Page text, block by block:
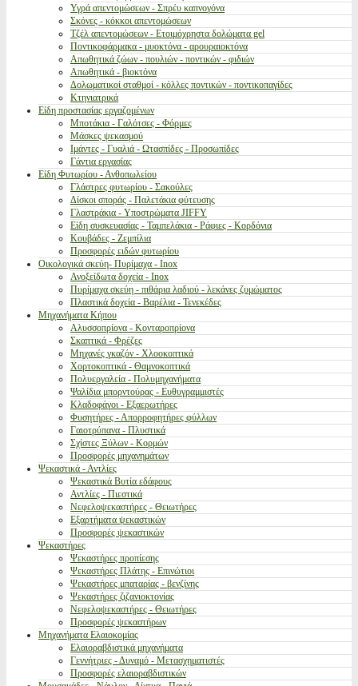
Υγρά απεντομώσεων - Σπρέυ καπνογόνα
Σκόνες - κόκκοι απεντομώσεων
Τζέλ απεντομώσεων - Ετοιμόχρηστα δολώματα gel
Ποντικοφάρμακα - μυοκτόνα - αρουραιοκτόνα
Απωθητικά ζώων - πουλιών - ποντικών - φιδιών
Απωθητικά - βιοκτόνα
Δολωματικοί σταθμοί - κόλλες ποντικών - ποντικοπαγίδες
Κτηνιατρικά
Είδη προστασίας εργαζομένων
Μποτάκια - Γαλότσες - Φόρμες
Μάσκες ψεκασμού
Ιμάντες - Γυαλιά - Ωτασπίδες - Προσωπίδες
Γάντια εργασίας
Είδη Φυτωρίου - Ανθοπωλείου
Γλάστρες φυτωρίου - Σακούλες
Δίσκοι σποράς - Παλετάκια φύτευσης
Γλαστράκια - Υποστρώματα JIFFY
Είδη συσκευασίας - Ταμπελάκια - Ράφιες - Κορδόνια
Κουβάδες - Ζεμπίλια
Προσφορές ειδών φυτωρίου
Οικολογικά σκεύη- Πυρίμαχα - Inox
Ανοξείδωτα δοχεία - Inox
Πυρίμαχα σκεύη - πιθάρια λαδιού - λεκάνες ζυμώματος
Πλαστικά δοχεία - Βαρέλια - Τενεκέδες
Μηχανήματα Κήπου
Αλυσσοπρίονα - Κονταροπρίονα
Σκαπτικά - Φρέζες
Μηχανές γκαζόν - Χλοοκοπτικά
Χορτοκοπτικά - Θαμνοκοπτικά
Πολυεργαλεία - Πολυμηχανήματα
Ψαλίδια μπορντούρας - Ευθυγραμμιστές
Κλαδοφάγοι - Εξαερωτήρες
Φυσητήρες - Απορροφητήρες φύλλων
Γαιοτρύπανα - Πλυστικά
Σχίστες Ξύλων - Κορμών
Προσφορές μηχανημάτων
Ψεκαστικά - Αντλίες
Ψεκαστικά Βυτία εδάφους
Αντλίες - Πιεστικά
Νεφελοψεκαστήρες - Θειωτήρες
Εξαρτήματα ψεκαστικών
Προσφορές ψεκαστικών
Ψεκαστήρες
Ψεκαστήρες προπίεσης
Ψεκαστήρες Πλάτης - Επινώτιοι
Ψεκαστήρες μπαταρίας - βενζίνης
Ψεκαστήρες ζιζανιοκτονίας
Νεφελοψεκαστήρες - Θειωτήρες
Προσφορές ψεκαστήρων
Μηχανήματα Ελαιοκομίας
Ελαιοραβδιστικά μηχανήματα
Γεννήτριες - Δυναμό - Μετασχηματιστές
Προσφορές ελαιοραβδιστικών